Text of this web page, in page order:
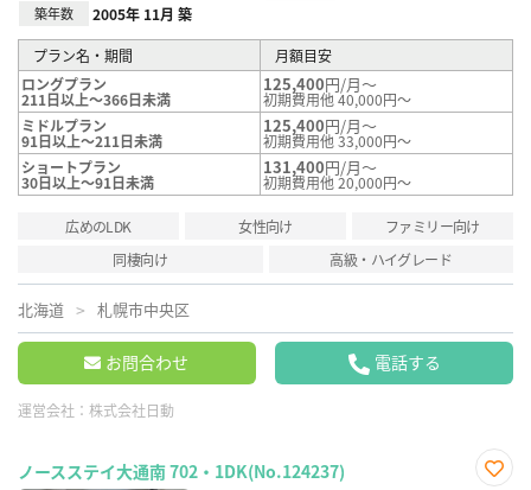
築年数 2005年 11月 築
プラン名・期間
月額目安
ロングプラン
211日以上～366日未満
125,400円/月～
初期費用他 40,000円～
ミドルプラン
91日以上～211日未満
125,400円/月～
初期費用他 33,000円～
ショートプラン
30日以上～91日未満
131,400円/月～
初期費用他 20,000円～
広めのLDK 女性向け
ファミリー向け
同棲向け
高級・ハイグレード
北海道 札幌市中央区
お問合わせ 電話する
運営会社： 株式会社日動
ノースステイ大通南 702・1DK(No.124237)